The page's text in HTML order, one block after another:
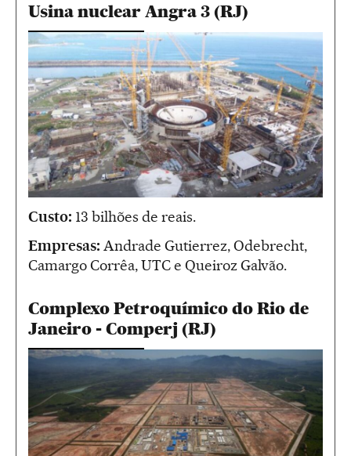
Usina nuclear Angra 3 (RJ)
Custo: 13 bilhões de reais.
Empresas: Andrade Gutierrez, Odebrecht,
Camargo Corrêa, UTC e Queiroz Galvão.
Complexo Petroquímico do Rio de
Janeiro - Comperj (RJ)